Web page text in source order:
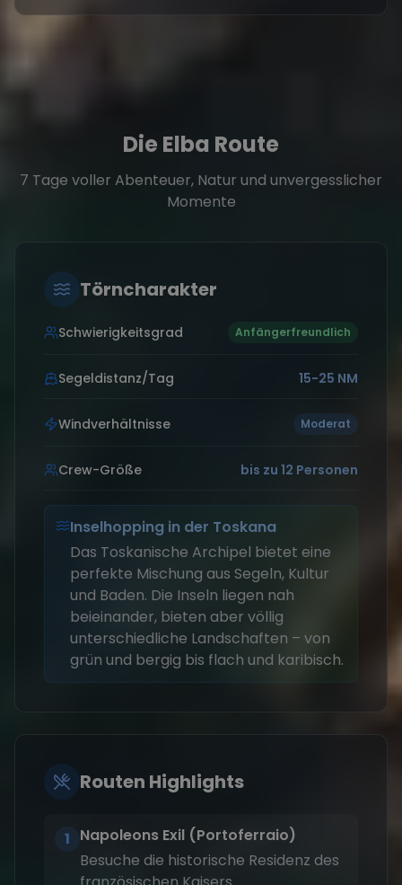
Die Elba Route
7 Tage voller Abenteuer, Natur und unvergesslicher
Momente
Törncharakter
Schwierigkeitsgrad Anfängerfreundlich
Segeldistanz/Tag 15-25 NM
Windverhältnisse Moderat
Crew-Größe bis zu 12 Personen
Inselhopping in der Toskana
Das Toskanische Archipel bietet eine
perfekte Mischung aus Segeln, Kultur
und Baden. Die Inseln liegen nah
beieinander, bieten aber völlig
unterschiedliche Landschaften – von
grün und bergig bis flach und karibisch.
Routen Highlights
1 Napoleons Exil (Portoferraio)
Besuche die historische Residenz des